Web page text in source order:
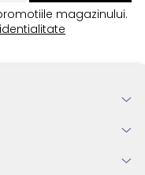
magazinului.